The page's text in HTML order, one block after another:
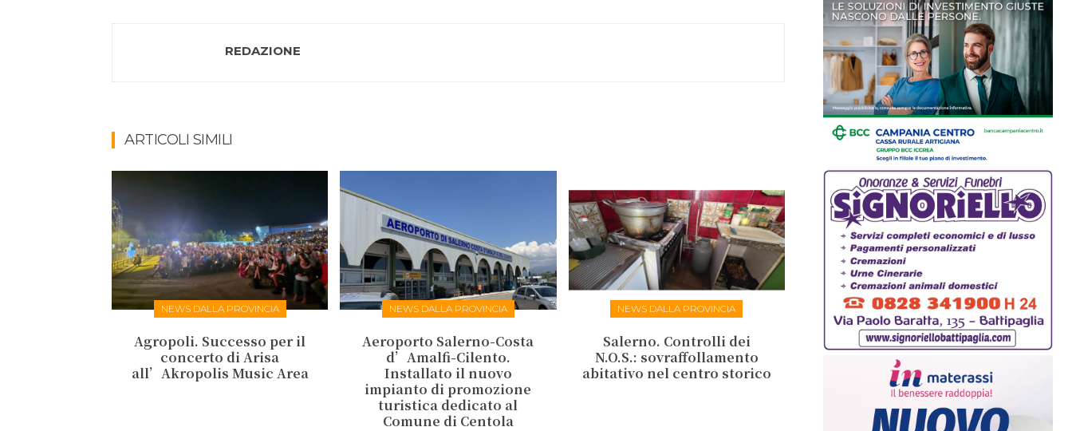
REDAZIONE
ARTICOLI SIMILI
NEWS DALLA PROVINCIA
Agropoli. Successo per il
concerto di Arisa
all’Akropolis Music Area
NEWS DALLA PROVINCIA
Aeroporto Salerno-Costa
d’Amalfi-Cilento.
Installato il nuovo
impianto di promozione
turistica dedicato al
Comune di Centola
NEWS DALLA PROVINCIA
Salerno. Controlli dei
N.O.S.: sovraffollamento
abitativo nel centro storico